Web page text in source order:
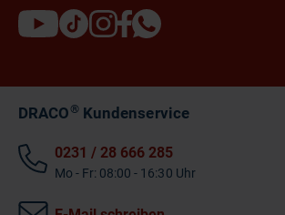
DRACO®Kundenservice
0231 / 28 666 285
Mo - Fr: 08:00 - 16:30 Uhr